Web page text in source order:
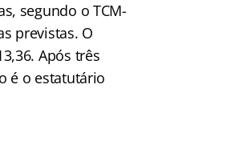
segundo o TCM-
previstas. O
Após três
é o estatutário